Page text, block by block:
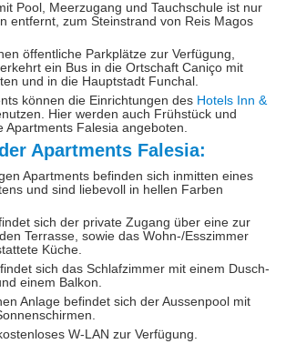
Pool, Meerzugang und Tauchschule ist nur
entfernt, zum Steinstrand von Reis Magos
öffentliche Parkplätze zur Verfügung,
ein Bus in die Ortschaft Caniço mit
und in die Hauptstadt Funchal.
können die Einrichtungen des Hotels Inn &
Hier werden auch Frühstück und
Apartments Falesia angeboten.
Apartments Falesia:
Apartments befinden sich inmitten eines
und sind liebevoll in hellen Farben
sich der private Zugang über eine zur
Terrasse, sowie das Wohn-/Esszimmer
Küche.
sich das Schlafzimmer mit einem Dusch-
einem Balkon.
Anlage befindet sich der Aussenpool mit
W-LAN zur Verfügung.